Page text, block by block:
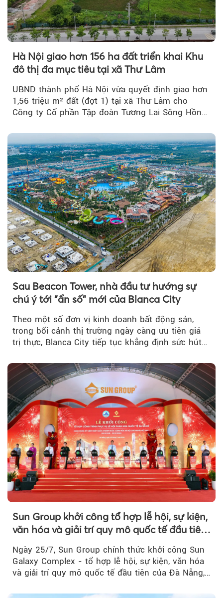
Hà Nội giao hơn 156 ha đất triển khai Khu
đô thị đa mục tiêu tại xã Thư Lâm
UBND thành phố Hà Nội vừa quyết định giao hơn
1,56 triệu m² đất (đợt 1) tại xã Thư Lâm cho
Công ty Cổ phần Tập đoàn Tương Lai Sông Hồng
Sau Beacon Tower, nhà đầu tư hướng sự
chú ý tới "ẩn số" mới của Blanca City
Theo một số đơn vị kinh doanh bất động sản,
trong bối cảnh thị trường ngày càng ưu tiên giá
trị thực, Blanca City tiếp tục khẳng định sức hút
Sun Group khởi công tổ hợp lễ hội, sự kiện,
văn hóa và giải trí quy mô quốc tế đầu tiên
Ngày 25/7, Sun Group chính thức khởi công Sun
Galaxy Complex - tổ hợp lễ hội, sự kiện, văn hóa
và giải trí quy mô quốc tế đầu tiên của Đà Nẵng,…